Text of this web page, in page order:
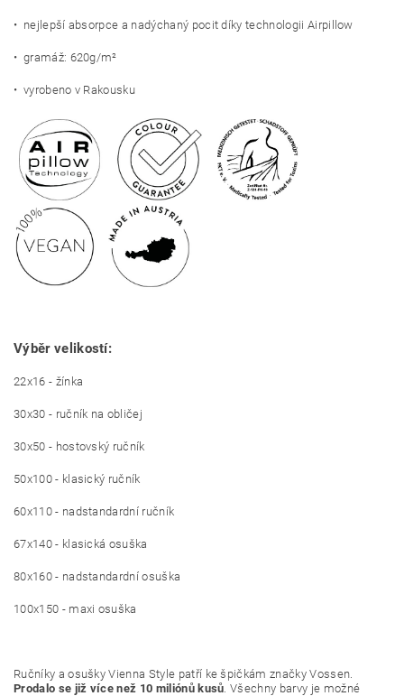
• nejlepší absorpce a nadýchaný pocit díky technologii Airpillow
• gramáž: 620g/m²
• vyrobeno v Rakousku
Výběr velikostí:
22x16 - žínka
30x30 - ručník na obličej
30x50 - hostovský ručník
50x100 - klasický ručník
60x110 - nadstandardní ručník
67x140 - klasická osuška
80x160 - nadstandardní osuška
100x150 - maxi osuška
Ručníky a osušky Vienna Style patří ke špičkám značky Vossen.
Prodalo se již více než 10 miliónů kusů. Všechny barvy je možné